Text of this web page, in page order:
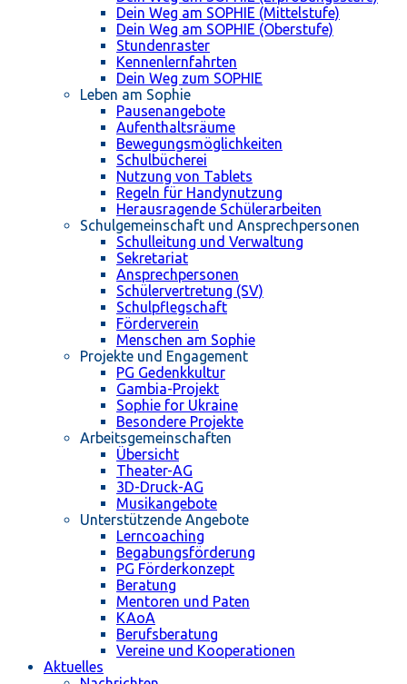
Dein Weg am SOPHIE (Mittelstufe)
Dein Weg am SOPHIE (Oberstufe)
Stundenraster
Kennenlernfahrten
Dein Weg zum SOPHIE
Leben am Sophie
Pausenangebote
Aufenthaltsräume
Bewegungsmöglichkeiten
Schulbücherei
Nutzung von Tablets
Regeln für Handynutzung
Herausragende Schülerarbeiten
Schulgemeinschaft und Ansprechpersonen
Schulleitung und Verwaltung
Sekretariat
Ansprechpersonen
Schülervertretung (SV)
Schulpflegschaft
Förderverein
Menschen am Sophie
Projekte und Engagement
PG Gedenkkultur
Gambia-Projekt
Sophie for Ukraine
Besondere Projekte
Arbeitsgemeinschaften
Übersicht
Theater-AG
3D-Druck-AG
Musikangebote
Unterstützende Angebote
Lerncoaching
Begabungsförderung
PG Förderkonzept
Beratung
Mentoren und Paten
KAoA
Berufsberatung
Vereine und Kooperationen
Aktuelles